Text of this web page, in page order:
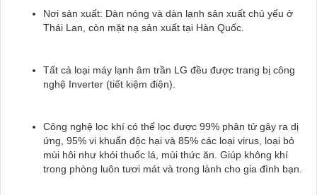
Nơi sản xuất: Dàn nóng và dàn lạnh sản xuất chủ yếu ở
Thái Lan, còn mặt nạ sản xuất tại Hàn Quốc.
Tất cả loại máy lạnh âm trần LG đều được trang bị công
nghệ Inverter (tiết kiệm điện).
Công nghệ lọc khí có thể lọc được 99% phân tử gây ra dị
ứng, 95% vi khuẩn độc hại và 85% các loại virus, loại bỏ
mùi hôi như khói thuốc lá, mùi thức ăn. Giúp không khí
trong phòng luôn tươi mát và trong lành cho gia đình bạn.